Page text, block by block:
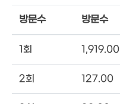
방문수 방문수
1회 1,919.00
2회 127.00